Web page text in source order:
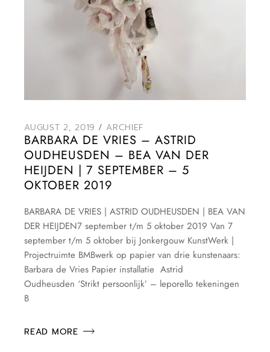
AUGUST 2, 2019 ARCHIEF
BARBARA DE VRIES – ASTRID
OUDHEUSDEN – BEA VAN DER
HEIJDEN | 7 SEPTEMBER – 5
OKTOBER 2019
BARBARA DE VRIES | ASTRID OUDHEUSDEN | BEA VAN
DER HEIJDEN7 september t/m 5 oktober 2019 Van 7
september t/m 5 oktober bij Jonkergouw KunstWerk |
Projectruimte BMBwerk op papier van drie kunstenaars:
Barbara de Vries Papier installatie Astrid
Oudheusden ‘Strikt persoonlijk’ – leporello tekeningen
B
READ MORE